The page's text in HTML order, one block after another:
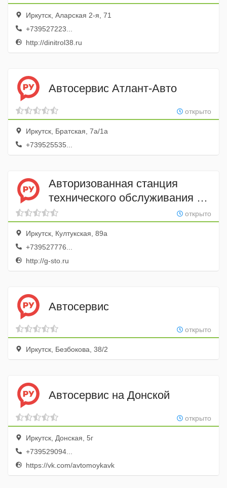
Иркутск, Аларская 2-я, 71
+739527223...
http://dinitrol38.ru
Автосервис Атлант-Авто
открыто
Иркутск, Братская, 7а/1а
+739525535...
Авторизованная станция
технического обслуживания G-
Energy Service
открыто
Иркутск, Култукская, 89а
+739527776...
http://g-sto.ru
Автосервис
открыто
Иркутск, Безбокова, 38/2
Автосервис на Донской
открыто
Иркутск, Донская, 5г
+739529094...
https://vk.com/avtomoykavk